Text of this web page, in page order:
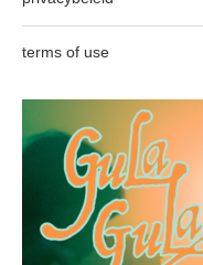
terms of use